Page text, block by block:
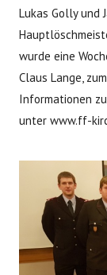
Lukas Golly und
wurde eine
Claus Lange,
Informationen
unter www.ff-